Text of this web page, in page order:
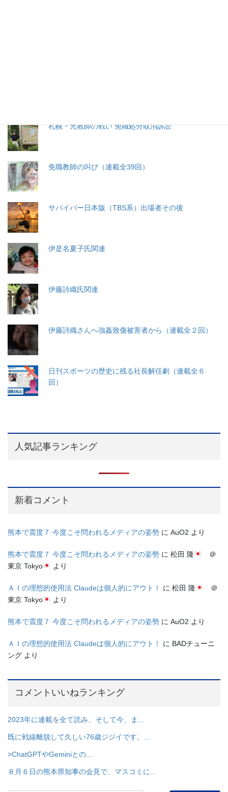
札幌・元教師の戦い 免職処分取消訴訟
免職教師の叫び（連載全39回）
サバイバー日本版（TBS系）出場者その後
伊是名夏子氏関連
伊藤詩織氏関連
伊藤詩織さんへ強姦致傷被害者から（連載全２回）
日刊スポーツの歴史に残る社長解任劇（連載全６
回）
人気記事ランキング
新着コメント
熊本で震度７ 今度こそ問われるメディアの姿勢 に AuO2 より
熊本で震度７ 今度こそ問われるメディアの姿勢 に 松田 隆
＠
東京 Tokyo
より
ＡＩの理想的使用法 Claudeは個人的にアウト！ に 松田 隆
＠
東京 Tokyo
より
熊本で震度７ 今度こそ問われるメディアの姿勢 に AuO2 より
ＡＩの理想的使用法 Claudeは個人的にアウト！ に BADチューニ
ング より
コメントいいねランキング
2023年に連載を全て読み、そして今、ま...
既に戦線離脱して久しい76歳ジジイです。...
>ChatGPTやGeminiとの...
８月６日の熊本県知事の会見で、マスコミに...